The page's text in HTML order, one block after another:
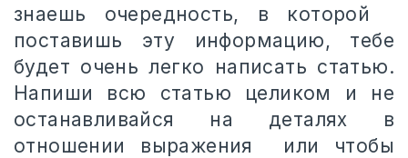
знаешь очередность, в которой
поставишь эту информацию, тебе
будет очень легко написать статью.
Напиши всю статью целиком и не
останавливайся на деталях в
отношении выражения или чтобы